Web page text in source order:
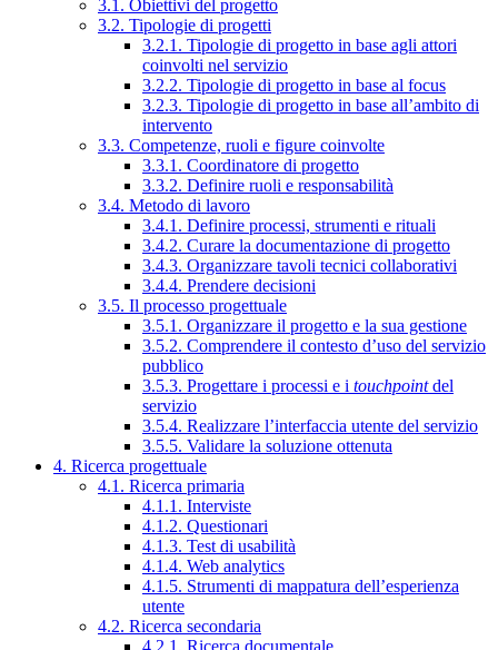
3.1. Obiettivi del progetto
3.2. Tipologie di progetti
3.2.1. Tipologie di progetto in base agli attori
coinvolti nel servizio
3.2.2. Tipologie di progetto in base al focus
3.2.3. Tipologie di progetto in base all’ambito di
intervento
3.3. Competenze, ruoli e figure coinvolte
3.3.1. Coordinatore di progetto
3.3.2. Definire ruoli e responsabilità
3.4. Metodo di lavoro
3.4.1. Definire processi, strumenti e rituali
3.4.2. Curare la documentazione di progetto
3.4.3. Organizzare tavoli tecnici collaborativi
3.4.4. Prendere decisioni
3.5. Il processo progettuale
3.5.1. Organizzare il progetto e la sua gestione
3.5.2. Comprendere il contesto d’uso del servizio
pubblico
3.5.3. Progettare i processi e i touchpointdel
servizio
3.5.4. Realizzare l’interfaccia utente del servizio
3.5.5. Validare la soluzione ottenuta
4. Ricerca progettuale
4.1. Ricerca primaria
4.1.1. Interviste
4.1.2. Questionari
4.1.3. Test di usabilità
4.1.4. Web analytics
4.1.5. Strumenti di mappatura dell’esperienza
utente
4.2. Ricerca secondaria
4.2.1. Ricerca documentale